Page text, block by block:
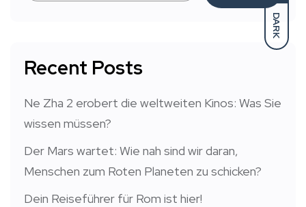
DARK
Recent Posts
Ne Zha 2 erobert die weltweiten Kinos: Was Sie
wissen müssen?
Der Mars wartet: Wie nah sind wir daran,
Menschen zum Roten Planeten zu schicken?
Dein Reiseführer für Rom ist hier!